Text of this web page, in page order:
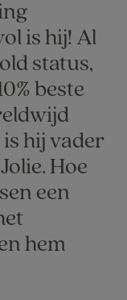
is hij! Al
status,
beste
hij vader
Hoe
een
hem